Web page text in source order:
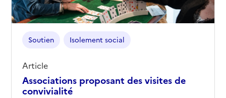
Associations proposant des visites de
convivialité
Soutien Isolement social
Article